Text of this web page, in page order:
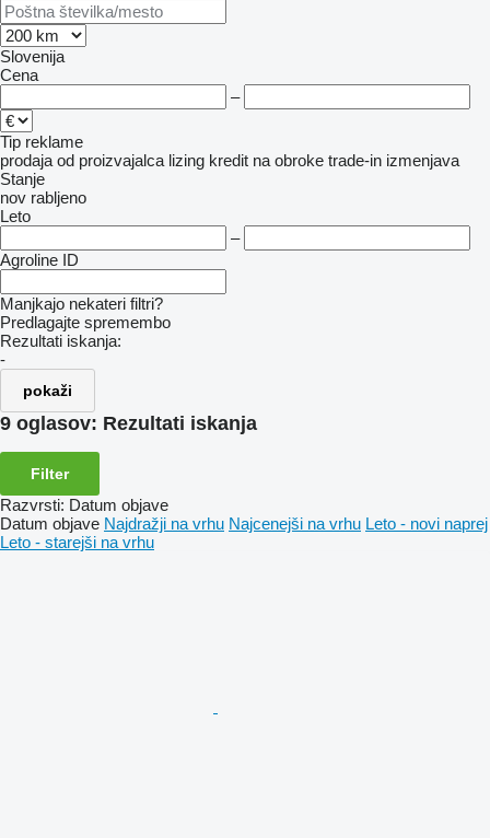
Slovenija
Cena
–
Tip reklame
prodaja od proizvajalca lizing kredit na obroke trade-in izmenjava
Stanje
nov rabljeno
Leto
–
Agroline ID
Manjkajo nekateri filtri?
Predlagajte spremembo
Rezultati iskanja:
-
pokaži
9 oglasov: Rezultati iskanja
Filter
Razvrsti: Datum objave
Datum objave Najdražji na vrhu Najcenejši na vrhu Leto - novi naprej
Leto - starejši na vrhu